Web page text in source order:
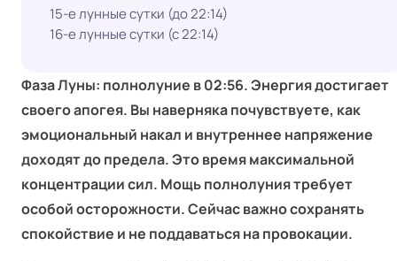
15‑е лунные сутки (до 22:14)
16‑е лунные сутки (с 22:14)
Фаза Луны: полнолуние в 02:56. Энергия достигает
своего апогея. Вы наверняка почувствуете, как
эмоциональный накал и внутреннее напряжение
доходят до предела. Это время максимальной
концентрации сил. Мощь полнолуния требует
особой осторожности. Сейчас важно сохранять
спокойствие и не поддаваться на провокации.